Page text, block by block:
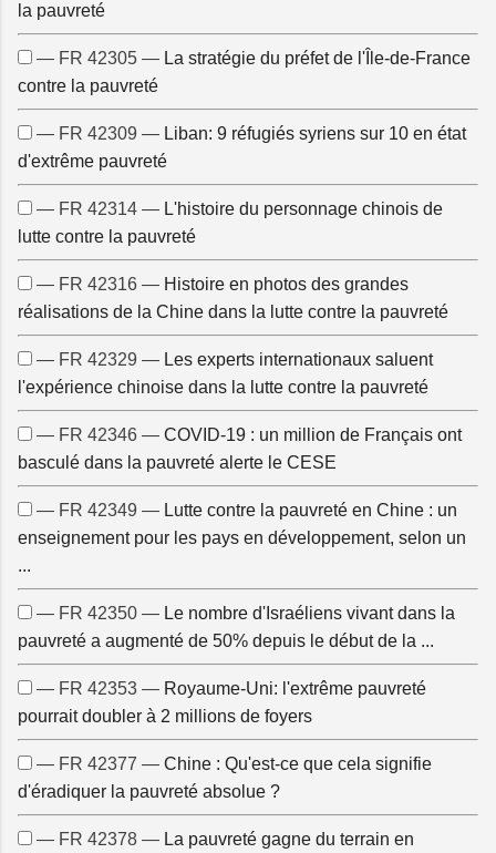
la pauvreté
— FR 42305 — La stratégie du préfet de l'Île-de-France
contre la pauvreté
— FR 42309 — Liban: 9 réfugiés syriens sur 10 en état
d'extrême pauvreté
— FR 42314 — L'histoire du personnage chinois de
lutte contre la pauvreté
— FR 42316 — Histoire en photos des grandes
réalisations de la Chine dans la lutte contre la pauvreté
— FR 42329 — Les experts internationaux saluent
l'expérience chinoise dans la lutte contre la pauvreté
— FR 42346 — COVID-19 : un million de Français ont
basculé dans la pauvreté alerte le CESE
— FR 42349 — Lutte contre la pauvreté en Chine : un
enseignement pour les pays en développement, selon un
...
— FR 42350 — Le nombre d'Israéliens vivant dans la
pauvreté a augmenté de 50% depuis le début de la ...
— FR 42353 — Royaume-Uni: l'extrême pauvreté
pourrait doubler à 2 millions de foyers
— FR 42377 — Chine : Qu'est-ce que cela signifie
d'éradiquer la pauvreté absolue ?
— FR 42378 — La pauvreté gagne du terrain en